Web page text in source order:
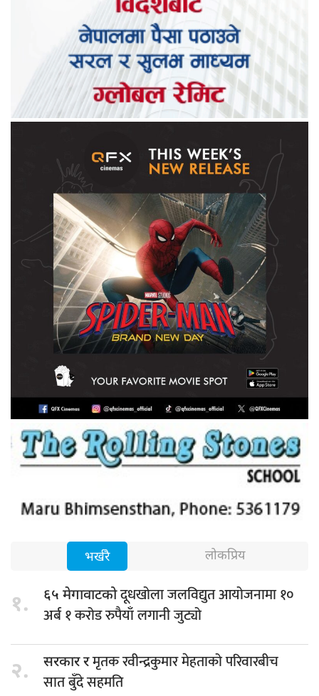
भर्खरै लोकप्रिय
१. ६५ मेगावाटकोदूधखोला जलविद्युत आयोजनामा १०
अर्ब १ करोड रुपैयाँ लगानी जुट्यो
२. सरकार रमृतक रवीन्द्रकुमार मेहताको परिवारबीच
सात बुँदे सहमति